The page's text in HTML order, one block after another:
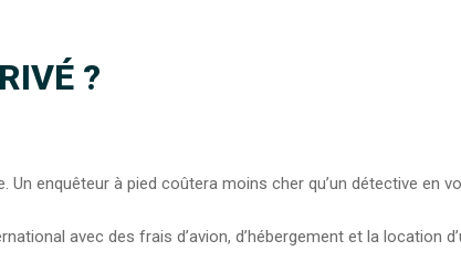
?
enquêteur à pied coûtera moins cher qu’un détective en
avec des frais d’avion, d’hébergement et la location